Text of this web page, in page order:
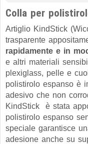
Colla per
Artiglio KindStick
trasparente
rapidamente e in
e altri materiali
plexiglass, pelle e
polistirolo espanso è
adesivo che non
KindStick è stata
polistirolo espanso
speciale garantisce
adesione anche su